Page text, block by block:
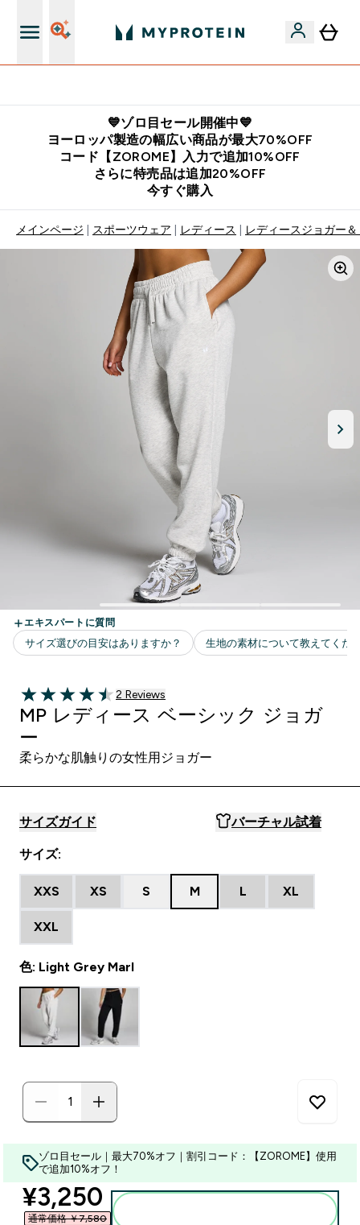
💙ゾロ目セール開催中💙
ヨーロッパ製造の幅広い商品が最大70%OFF
コード【ZOROME】入力で追加10%OFF
さらに特売品は追加20%OFF
今すぐ購入
メインページ スポーツウェア レディース レディースジョガー
4.5 out of 5 stars
2 ＋件の口コミ
2 Reviews
MP レディース ベーシック ジョガ
ー
柔らかな肌触りの女性用ジョガー
サイズガイド バーチャル試着
サイズ:
XXS XS S M L XL
XXL
色: Light Grey Marl
ゾロ目セール｜最大70%オフ｜割引コード：【ZOROME】使用
で追加10%オフ！
discounted price
¥3,250‎
通常価格 ￥7,580‎